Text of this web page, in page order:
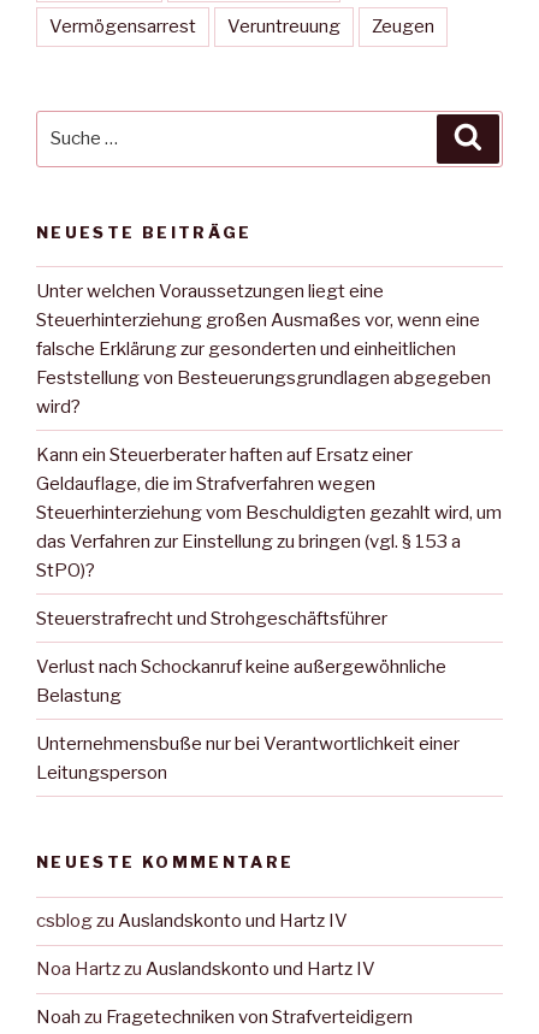
Vermögensarrest Veruntreuung Zeugen
NEUESTE BEITRÄGE
Unter welchen Voraussetzungen liegt eine
Steuerhinterziehung großen Ausmaßes vor, wenn eine
falsche Erklärung zur gesonderten und einheitlichen
Feststellung von Besteuerungsgrundlagen abgegeben
wird?
Kann ein Steuerberater haften auf Ersatz einer
Geldauflage, die im Strafverfahren wegen
Steuerhinterziehung vom Beschuldigten gezahlt wird, um
das Verfahren zur Einstellung zu bringen (vgl. § 153 a
StPO)?
Steuerstrafrecht und Strohgeschäftsführer
Verlust nach Schockanruf keine außergewöhnliche
Belastung
Unternehmensbuße nur bei Verantwortlichkeit einer
Leitungsperson
NEUESTE KOMMENTARE
csblogzu Auslandskonto und Hartz IV
Noa Hartzzu Auslandskonto und Hartz IV
Noah zu Fragetechniken von Strafverteidigern